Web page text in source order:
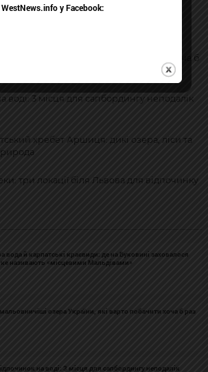
краєвиди: де на Буковині
називають «місцевими Мальдівами»
озера України, які варто побачити хоча б
воді: 3 місця для сапбордингу неподалік
хребет Аршиця: дикі озера, ліси та
три локації біля Львова для відпочинку
вода й карпатські краєвиди: де на Буковині заховалося
називають «місцевими Мальдівами»
озера України, які варто побачити хоча б раз
на воді: 3 місця для сапбордингу неподалік
у Facebook: